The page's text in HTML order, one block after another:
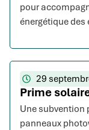
pour
énergétique
29
Prime
Une subvention
panneaux